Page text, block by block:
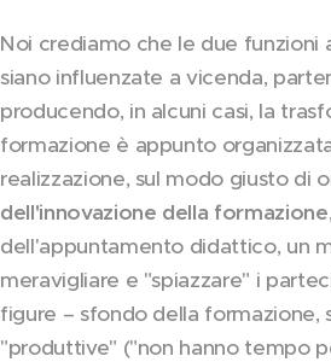
Noi crediamo che le due
siano influenzate a vicenda,
producendo, in alcuni casi, la
formazione è appunto
realizzazione, sul modo giusto di
dell'innovazione della formazione
dell'appuntamento didattico, un
meravigliare e "spiazzare" i
figure – sfondo della formazione,
"produttive" ("non hanno tempo